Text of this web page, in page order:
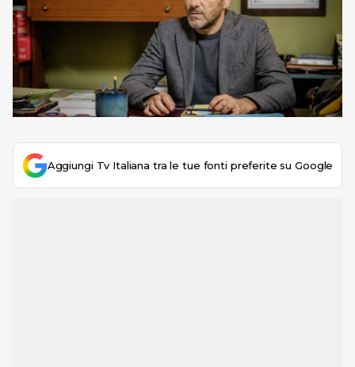
Aggiungi Tv Italiana tra le tue fonti preferite su Google